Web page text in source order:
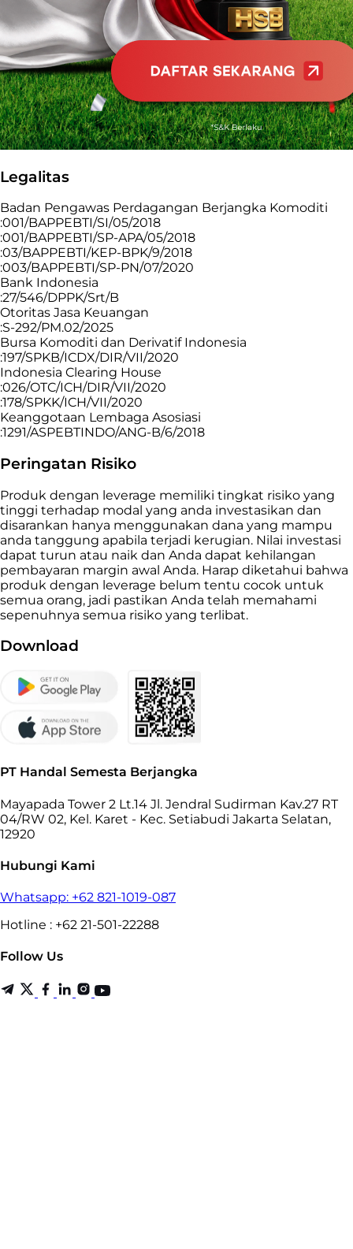
Legalitas
Badan Pengawas Perdagangan Berjangka Komoditi
:001/BAPPEBTI/SI/05/2018
:001/BAPPEBTI/SP-APA/05/2018
:03/BAPPEBTI/KEP-BPK/9/2018
:003/BAPPEBTI/SP-PN/07/2020
Bank Indonesia
:27/546/DPPK/Srt/B
Otoritas Jasa Keuangan
:S-292/PM.02/2025
Bursa Komoditi dan Derivatif Indonesia
:197/SPKB/ICDX/DIR/VII/2020
Indonesia Clearing House
:026/OTC/ICH/DIR/VII/2020
:178/SPKK/ICH/VII/2020
Keanggotaan Lembaga Asosiasi
:1291/ASPEBTINDO/ANG-B/6/2018
Peringatan Risiko
Produk dengan leverage memiliki tingkat risiko yang
tinggi terhadap modal yang anda investasikan dan
disarankan hanya menggunakan dana yang mampu
anda tanggung apabila terjadi kerugian. Nilai investasi
dapat turun atau naik dan Anda dapat kehilangan
pembayaran margin awal Anda. Harap diketahui bahwa
produk dengan leverage belum tentu cocok untuk
semua orang, jadi pastikan Anda telah memahami
sepenuhnya semua risiko yang terlibat.
Download
PT Handal Semesta Berjangka
Mayapada Tower 2 Lt.14 Jl. Jendral Sudirman Kav.27 RT
04/RW 02, Kel. Karet - Kec. Setiabudi Jakarta Selatan,
12920
Hubungi Kami
Whatsapp: +62 821-1019-087
Hotline : +62 21-501-22288
Follow Us